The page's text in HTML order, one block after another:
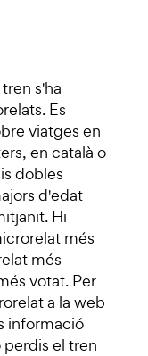
s'ha
Es
viatges en
en català o
dobles
d'edat
Hi
més
més
votat. Per
a la web
informació
el tren